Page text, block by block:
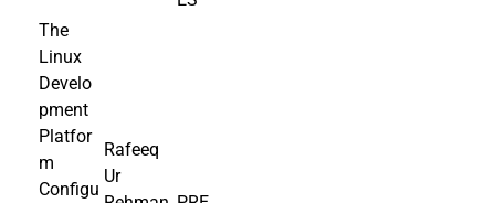
The
Linux
Develo
pment
Platfor
m
Configu
Rafeeq
Ur